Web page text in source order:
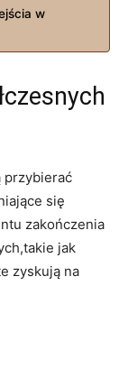
w
przybierać
się‌
zakończenia
jak
zyskują na